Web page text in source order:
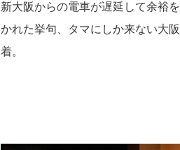
新大阪からの電車が遅延して余裕
かれた挙句、タマにしか来ない大
着。